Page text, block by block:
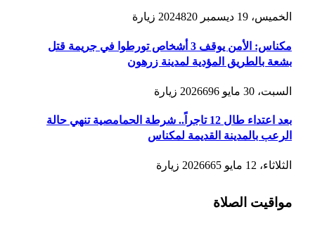
الخميس، 19 ديسمبر 2024 820 زيارة
مكناس: الأمن يوقف 3 أشخاص تورطوا في جريمة قتل
بشعة بالطريق المؤدية لمدينة زرهون
السبت، 30 مايو 2026 696 زيارة
بعد اعتداء طال 12 تاجراً.. شرطة الحمامصية تنهي حالة
الرعب بالمدينة القديمة لمكناس
الثلاثاء، 12 مايو 2026 665 زيارة
مواقيت الصلاة